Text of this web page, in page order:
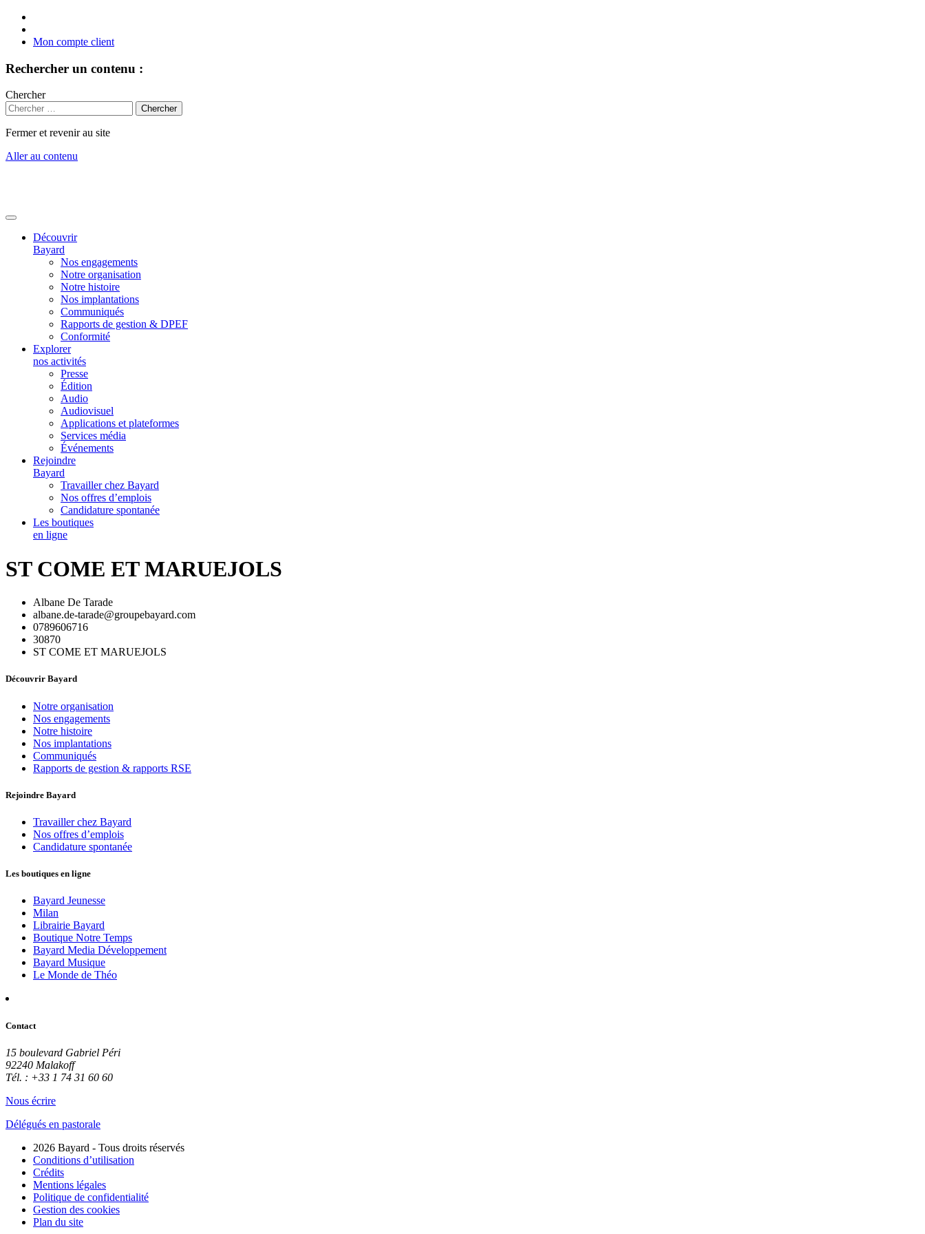
Mon compte client
Rechercher un contenu :
Chercher
Fermer et revenir au site
Aller au contenu
Découvrir
Bayard
Nos engagements
Notre organisation
Notre histoire
Nos implantations
Communiqués
Rapports de gestion & DPEF
Conformité
Explorer
nos activités
Presse
Édition
Audio
Audiovisuel
Applications et plateformes
Services média
Événements
Rejoindre
Bayard
Travailler chez Bayard
Nos offres d’emplois
Candidature spontanée
Les boutiques
en ligne
ST COME ET MARUEJOLS
Albane De Tarade
albane.de-tarade@groupebayard.com
0789606716
30870
ST COME ET MARUEJOLS
Découvrir Bayard
Notre organisation
Nos engagements
Notre histoire
Nos implantations
Communiqués
Rapports de gestion & rapports RSE
Rejoindre Bayard
Travailler chez Bayard
Nos offres d’emplois
Candidature spontanée
Les boutiques en ligne
Bayard Jeunesse
Milan
Librairie Bayard
Boutique Notre Temps
Bayard Media Développement
Bayard Musique
Le Monde de Théo
Contact
15 boulevard Gabriel Péri
92240 Malakoff
Tél. : +33 1 74 31 60 60
Nous écrire
Délégués en pastorale
2026 Bayard - Tous droits réservés
Conditions d’utilisation
Crédits
Mentions légales
Politique de confidentialité
Gestion des cookies
Plan du site